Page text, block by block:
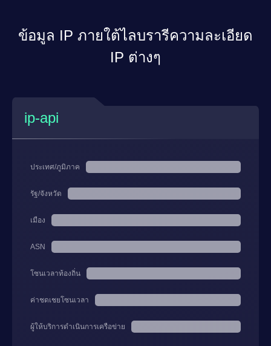
ข้อมูล IP ภายใต้ไลบรารีความละเอียด
IP ต่างๆ
ip-api
ประเทศ/ภูมิภาค
รัฐ/จังหวัด
เมือง
ASN
โซนเวลาท้องถิ่น
ค่าชดเชยโซนเวลา
ผู้ให้บริการดำเนินการเครือข่าย